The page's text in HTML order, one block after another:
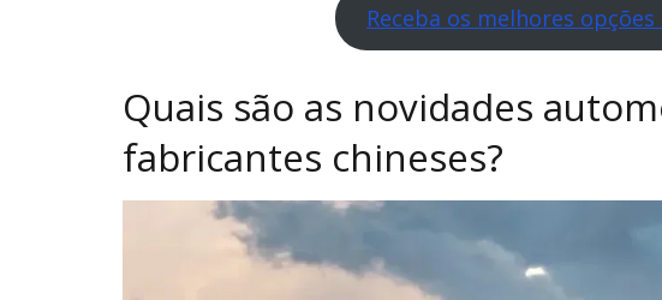
Receba os melhores opções
Quais são as novidades
fabricantes chineses?